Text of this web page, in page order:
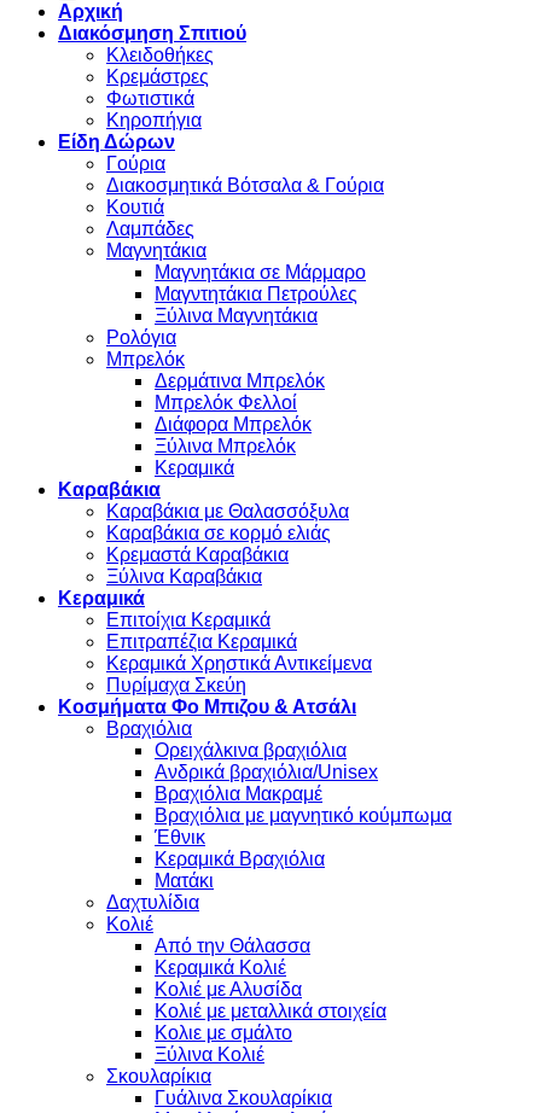
Αρχική
Διακόσμηση Σπιτιού
Κλειδοθήκες
Κρεμάστρες
Φωτιστικά
Κηροπήγια
Είδη Δώρων
Γούρια
Διακοσμητικά Βότσαλα & Γούρια
Κουτιά
Λαμπάδες
Μαγνητάκια
Μαγνητάκια σε Μάρμαρο
Μαγντητάκια Πετρούλες
Ξύλινα Μαγνητάκια
Ρολόγια
Μπρελόκ
Δερμάτινα Μπρελόκ
Μπρελόκ Φελλοί
Διάφορα Μπρελόκ
Ξύλινα Μπρελόκ
Κεραμικά
Καραβάκια
Καραβάκια με Θαλασσόξυλα
Καραβάκια σε κορμό ελιάς
Κρεμαστά Καραβάκια
Ξύλινα Καραβάκια
Κεραμικά
Επιτοίχια Κεραμικά
Επιτραπέζια Κεραμικά
Κεραμικά Χρηστικά Αντικείμενα
Πυρίμαχα Σκεύη
Κοσμήματα Φο Μπιζου & Ατσάλι
Βραχιόλια
Oρειχάλκινα βραχιόλια
Ανδρικά βραχιόλια/Unisex
Βραχιόλια Μακραμέ
Βραχιόλια με μαγνητικό κούμπωμα
Έθνικ
Κεραμικά Βραχιόλια
Ματάκι
Δαχτυλίδια
Κολιέ
Από την Θάλασσα
Κεραμικά Κολιέ
Κολιέ με Αλυσίδα
Κολιέ με μεταλλικά στοιχεία
Κολιε με σμάλτο
Ξύλινα Κολιέ
Σκουλαρίκια
Γυάλινα Σκουλαρίκια